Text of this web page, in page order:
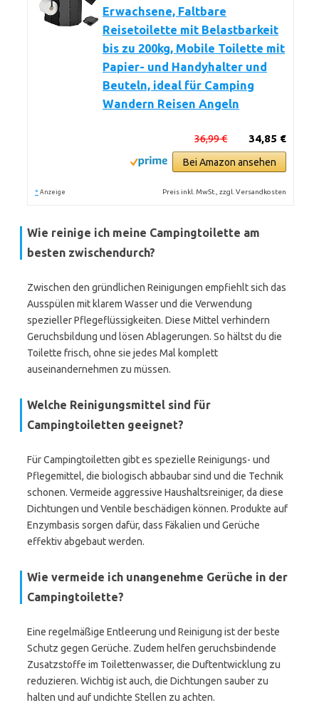
Erwachsene, Faltbare
Reisetoilette mit Belastbarkeit
bis zu 200kg, Mobile Toilette mit
Papier- und Handyhalter und
Beuteln, ideal für Camping
Wandern Reisen Angeln
34,85 €
36,99 €
Bei Amazon ansehen
* Anzeige Preis inkl. MwSt., zzgl. Versandkosten
Wie reinige ich meine Campingtoilette am
besten zwischendurch?
Zwischen den gründlichen Reinigungen empfiehlt sich das
Ausspülen mit klarem Wasser und die Verwendung
spezieller Pflegeflüssigkeiten. Diese Mittel verhindern
Geruchsbildung und lösen Ablagerungen. So hältst du die
Toilette frisch, ohne sie jedes Mal komplett
auseinandernehmen zu müssen.
Welche Reinigungsmittel sind für
Campingtoiletten geeignet?
Für Campingtoiletten gibt es spezielle Reinigungs- und
Pflegemittel, die biologisch abbaubar sind und die Technik
schonen. Vermeide aggressive Haushaltsreiniger, da diese
Dichtungen und Ventile beschädigen können. Produkte auf
Enzymbasis sorgen dafür, dass Fäkalien und Gerüche
effektiv abgebaut werden.
Wie vermeide ich unangenehme Gerüche in der
Campingtoilette?
Eine regelmäßige Entleerung und Reinigung ist der beste
Schutz gegen Gerüche. Zudem helfen geruchsbindende
Zusatzstoffe im Toilettenwasser, die Duftentwicklung zu
reduzieren. Wichtig ist auch, die Dichtungen sauber zu
halten und auf undichte Stellen zu achten.